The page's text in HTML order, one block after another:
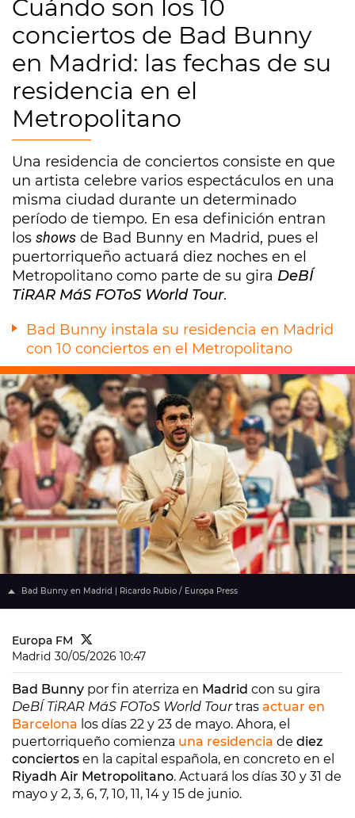
Cuándo son los 10
conciertos de Bad Bunny
en Madrid: las fechas de su
residencia en el
Metropolitano
Una residencia de conciertos consiste en que
un artista celebre varios espectáculos en una
misma ciudad durante un determinado
período de tiempo. En esa definición entran
los shows de Bad Bunny en Madrid, pues el
puertorriqueño actuará diez noches en el
Metropolitano como parte de su gira DeBÍ
TiRAR MáS FOToS World Tour.
Bad Bunny instala su residencia en Madrid
con 10 conciertos en el Metropolitano
Bad Bunny en Madrid | Ricardo Rubio / Europa Press
Europa FM
Madrid 30/05/2026 10:47
Bad Bunny por fin aterriza en Madrid con su gira
DeBÍ TiRAR MáS FOToS World Tourtras actuar en
Barcelona los días 22 y 23 de mayo. Ahora, el
puertorriqueño comienza una residencia de diez
conciertos en la capital española, en concreto en el
Riyadh Air Metropolitano. Actuará los días 30 y 31 de
mayo y 2, 3, 6, 7, 10, 11, 14 y 15 de junio.